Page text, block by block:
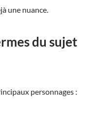
une nuance.
du sujet
personnages :